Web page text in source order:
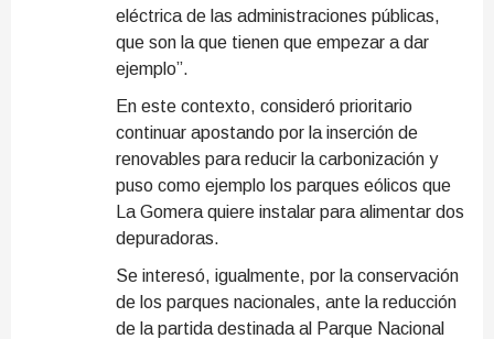
eléctrica de las administraciones públicas,
que son la que tienen que empezar a dar
ejemplo”.
En este contexto, consideró prioritario
continuar apostando por la inserción de
renovables para reducir la carbonización y
puso como ejemplo los parques eólicos que
La Gomera quiere instalar para alimentar dos
depuradoras.
Se interesó, igualmente, por la conservación
de los parques nacionales, ante la reducción
de la partida destinada al Parque Nacional